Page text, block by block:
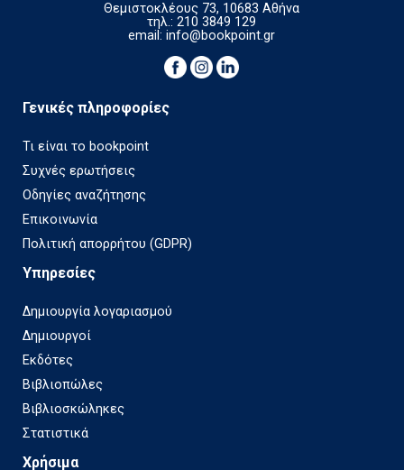
Θεμιστοκλέους 73, 10683 Αθήνα
τηλ.: 210 3849 129
email:info@bookpoint.gr
Γενικές πληροφορίες
Τι είναι το bookpoint
Συχνές ερωτήσεις
Οδηγίες αναζήτησης
Επικοινωνία
Πολιτική απορρήτου (GDPR)
Υπηρεσίες
Δημιουργία λογαριασμού
Δημιουργοί
Εκδότες
Βιβλιοπώλες
Βιβλιοσκώληκες
Στατιστικά
Χρήσιμα